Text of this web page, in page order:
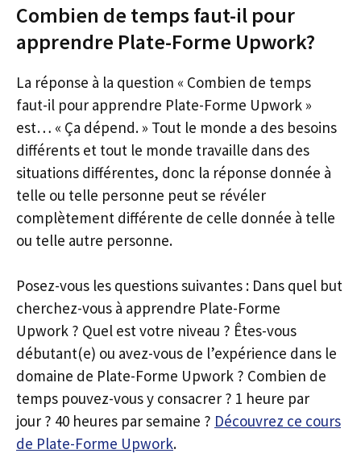
Combien de temps faut-il pour
apprendre Plate-Forme Upwork?
La réponse à la question « Combien de temps
faut-il pour apprendre Plate-Forme Upwork »
est… « Ça dépend. » Tout le monde a des besoins
différents et tout le monde travaille dans des
situations différentes, donc la réponse donnée à
telle ou telle personne peut se révéler
complètement différente de celle donnée à telle
ou telle autre personne.
Posez-vous les questions suivantes : Dans quel but
cherchez-vous à apprendre Plate-Forme
Upwork ? Quel est votre niveau ? Êtes-vous
débutant(e) ou avez-vous de l’expérience dans le
domaine de Plate-Forme Upwork ? Combien de
temps pouvez-vous y consacrer ? 1 heure par
jour ? 40 heures par semaine ? Découvrez ce cours
de Plate-Forme Upwork.